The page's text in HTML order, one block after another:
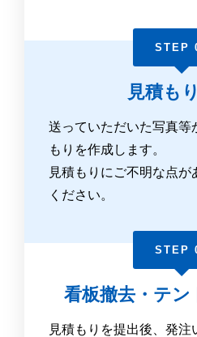
STEP
見積も
送っていただいた写真等
もりを作成します。
見積もりにご不明な点が
ください。
STEP
看板撤去・テン
見積もりを提出後、発注